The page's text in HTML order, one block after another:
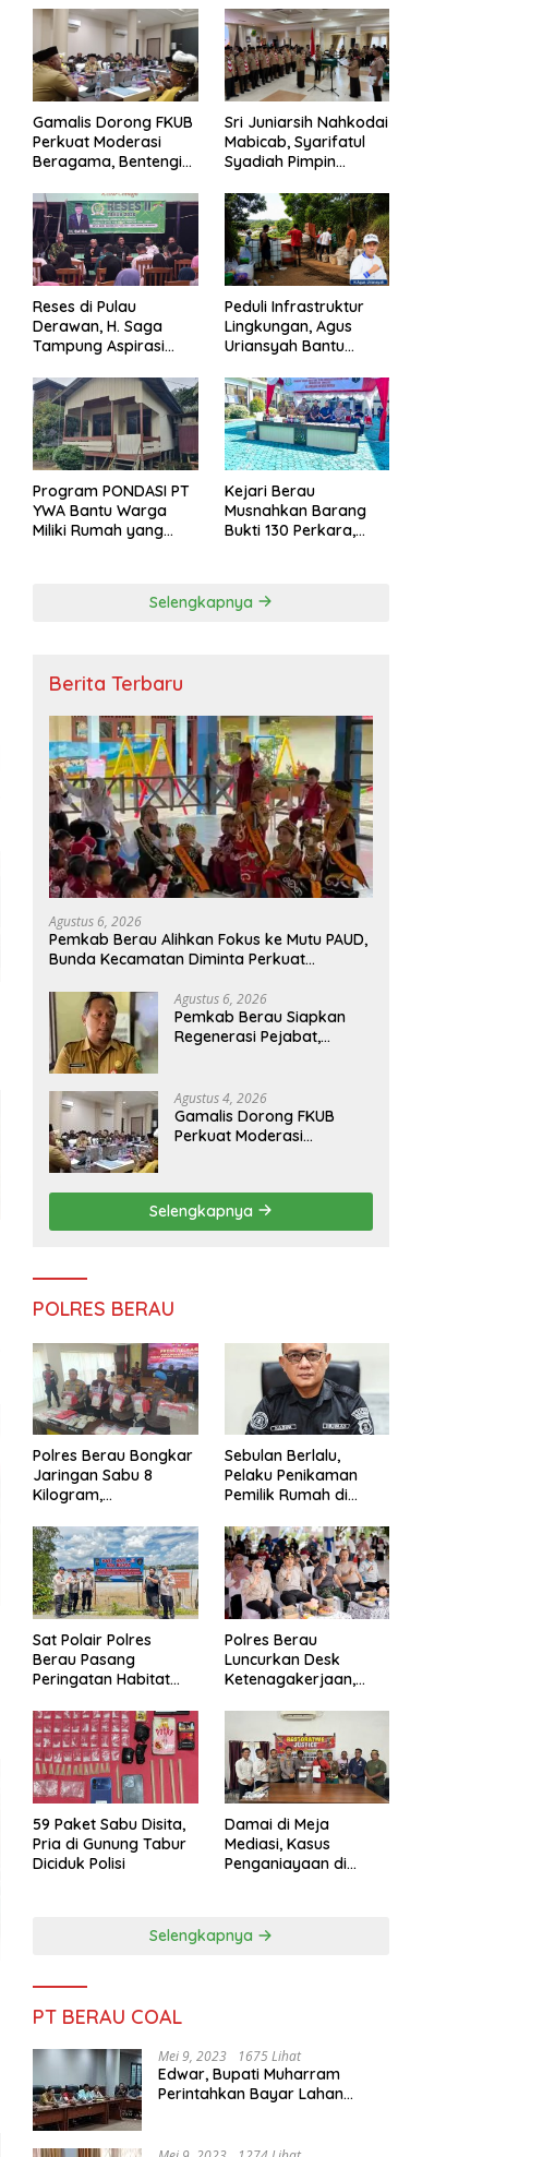
Pengawasan
Diisi
Gamalis Dorong FKUB
Perkuat Moderasi
Beragama, Bentengi
Pemecah Persatuan
Sri Juniarsih Nahkodai
Mabicab, Syarifatul
Syadiah Pimpin
Berau 2026–2031
Reses di Pulau
Derawan, H. Saga
Tampung Aspirasi
Masyarakat Bijak
Sikapi Efisiensi
Anggaran
Peduli Infrastruktur
Lingkungan, Agus
Uriansyah Bantu
Jalan di Gang Angsa
Program PONDASI PT
YWA Bantu Warga
Miliki Rumah yang
Kejari Berau
Musnahkan Barang
Bukti 130 Perkara,
Selengkapnya
Berita Terbaru
Agustus 6, 2026
Pemkab Berau Alihkan Fokus ke Mutu PAUD,
Bunda Kecamatan Diminta Perkuat
Agustus 6, 2026
Pemkab Berau Siapkan
Regenerasi Pejabat,
Agustus 4, 2026
Gamalis Dorong FKUB
Perkuat Moderasi
Persatuan
Selengkapnya
POLRES BERAU
Polres Berau Bongkar
Jaringan Sabu 8
Kilogram,
dari Dalam Lapas
Tarakan
Sebulan Berlalu,
Pelaku Penikaman
Pemilik Rumah di
Diburu Polisi
Sat Polair Polres
Berau Pasang
Peringatan Habitat
Polres Berau
Luncurkan Desk
Ketenagakerjaan,
Didorong Tuntas
Lewat Mediasi
59 Paket Sabu Disita,
Pria di Gunung Tabur
Diciduk Polisi
Damai di Meja
Mediasi, Kasus
Penganiayaan di
Selengkapnya
PT BERAU COAL
Mei 9, 2023 1675 Lihat
Edwar, Bupati Muharram
Perintahkan Bayar Lahan